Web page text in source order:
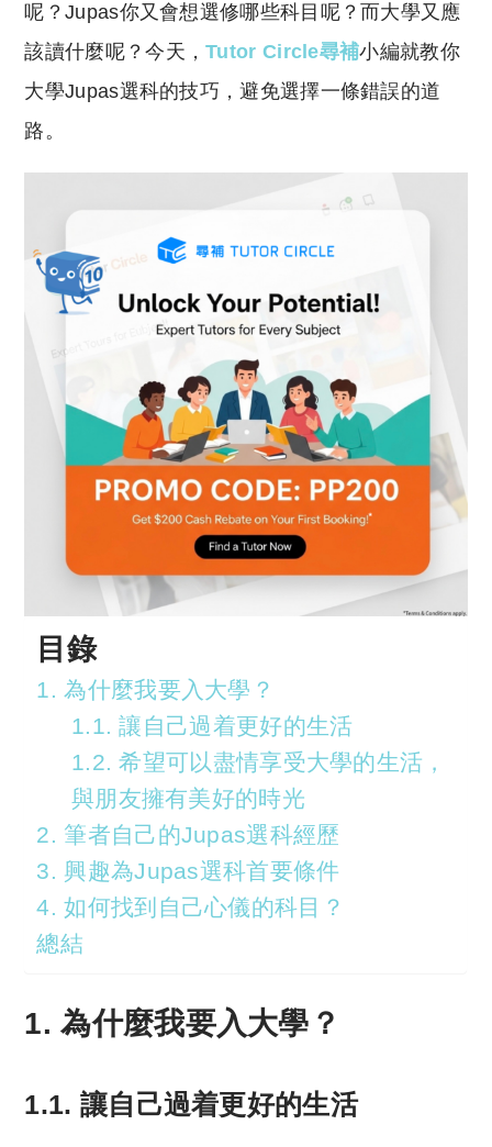
呢？Jupas你又會想選修哪些科目呢？而大學又應
該讀什麼呢？今天，Tutor Circle尋補小編就教你
大學Jupas選科的技巧，避免選擇一條錯誤的道
路。
目錄
1. 為什麼我要入大學？
1.1. 讓自己過着更好的生活
1.2. 希望可以盡情享受大學的生活，
與朋友擁有美好的時光
2. 筆者自己的Jupas選科經歷
3. 興趣為Jupas選科首要條件
4. 如何找到自己心儀的科目？
總結
1. 為什麼我要入大學？
1.1. 讓自己過着更好的生活